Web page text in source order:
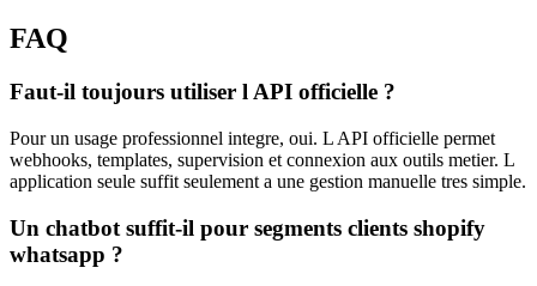
FAQ
Faut-il toujours utiliser l API officielle ?
Pour un usage professionnel integre, oui. L API officielle permet
webhooks, templates, supervision et connexion aux outils metier. L
application seule suffit seulement a une gestion manuelle tres simple.
Un chatbot suffit-il pour segments clients shopify
whatsapp ?